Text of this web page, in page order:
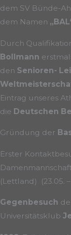
dem SV Bünde-
dem Namen
Durch
Bollmann
den Senioren-
Eintrag unseres
die Deutschen
Gründung der
Erster
(Lettland) (23.05.
Gegenbesuch
Universitätsklub